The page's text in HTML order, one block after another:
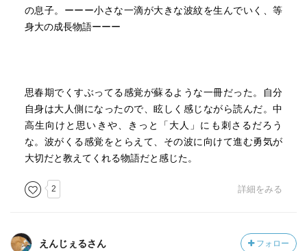
の息子。ーーー小さな一滴が大きな波紋を生んでいく、等
身大の成長物語ーーー
思春期でくすぶってる感覚が蘇るような一冊だった。自分
自身は大人側になったので、眩しく感じながら読んだ。中
高生向けと思いきや、きっと「大人」にも刺さるだろう
な。波がくる感覚をとらえて、その波に向けて進む勇気が
大切だと教えてくれる物語だと感じた。
2 詳細をみる
えんじぇるさん フォロー